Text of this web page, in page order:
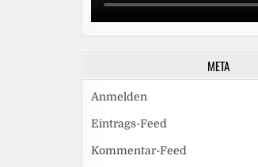
META
Anmelden
Eintrags-Feed
Kommentar-Feed